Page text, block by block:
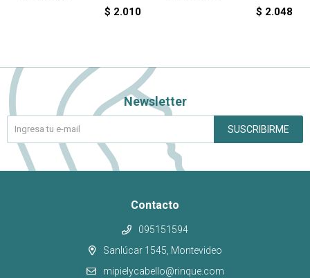
$ 2.010 $ 2.048
Contacto
095151594
Sanlúcar 1545, Montevideo
mipielycabello@rinque.com
Newsletter
SUSCRIBIRME